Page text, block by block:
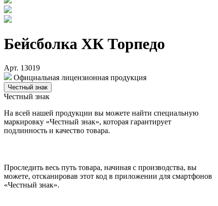
Бейсболка ХК Торпедо
Арт. 13019
Официальная лицензионная продукция
Честный знак
Честный знак
На всей нашей продукции вы можете найти специальную
маркировку «Честный знак», которая гарантирует
подлинность и качество товара.
Проследить весь путь товара, начиная с производства, вы
можете, отсканировав этот код в приложении для смартфонов
«Честный знак».